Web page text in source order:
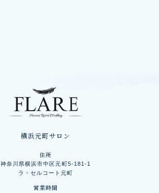
横浜元町サロン
住所
神奈川県横浜市中区元町5-181-1
ラ・セルコート元町
営業時間